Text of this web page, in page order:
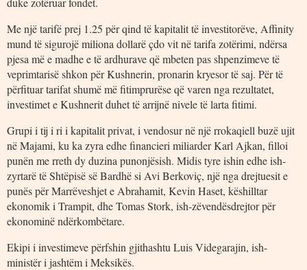
Me një tarifë prej 1.25 për qind të kapitalit të investitorëve, Affinity
mund të sigurojë miliona dollarë çdo vit në tarifa zotërimi, ndërsa
pjesa më e madhe e të ardhurave që mbeten pas shpenzimeve të
veprimtarisë shkon për Kushnerin, pronarin kryesor të saj. Për të
përfituar tarifat shumë më fitimprurëse që varen nga rezultatet,
investimet e Kushnerit duhet të arrijnë nivele të larta fitimi.
Grupi i tij i ri i kapitalit privat, i vendosur në një rrokaqiell buzë ujit
në Majami, ku ka zyra edhe financieri miliarder Karl Ajkan, filloi
punën me rreth dy duzina punonjësish. Midis tyre ishin edhe ish-
zyrtarë të Shtëpisë së Bardhë si Avi Berkoviç, një nga drejtuesit e
punës për Marrëveshjet e Abrahamit, Kevin Haset, këshilltar
ekonomik i Trampit, dhe Tomas Stork, ish-zëvendësdrejtor për
ekonominë ndërkombëtare.
Ekipi i investimeve përfshin gjithashtu Luis Videgarajin, ish-
ministër i jashtëm i Meksikës.